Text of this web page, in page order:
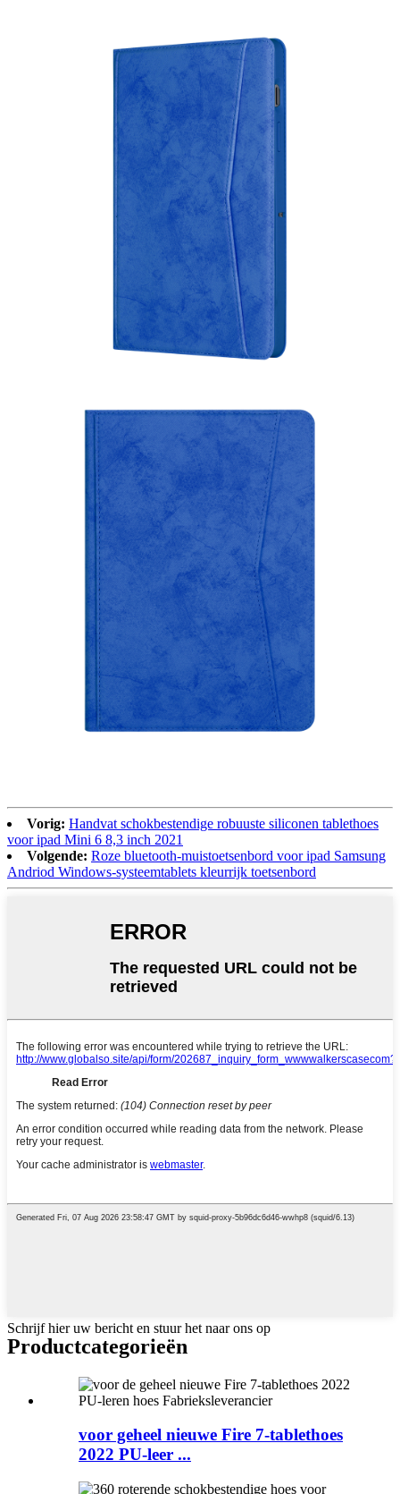
Vorig: Handvat schokbestendige robuuste siliconen tablethoes
voor ipad Mini 6 8,3 inch 2021
Volgende: Roze bluetooth-muistoetsenbord voor ipad Samsung
Andriod Windows-systeemtablets kleurrijk toetsenbord
Schrijf hier uw bericht en stuur het naar ons op
Productcategorieën
voor geheel nieuwe Fire 7-tablethoes
2022 PU-leer ...